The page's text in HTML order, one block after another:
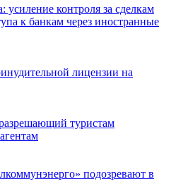
усиление контроля за сделкам
к банкам через иностранные
лицензии на
туристам
подозревают в